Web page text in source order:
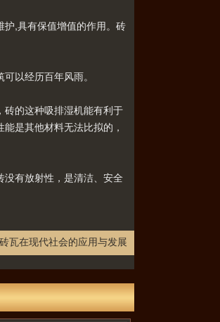
,具有保值增值的作用。砖
以经历百年风雨。
的这种吸排湿机能有利于
是其他材料无法比拟的，
有放射性，是清洁、安全
瓦在现代社会的应用与发展